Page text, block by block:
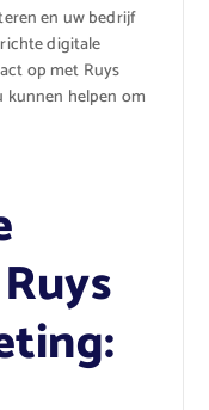
en uw bedrijf
digitale
op met Ruys
kunnen helpen om